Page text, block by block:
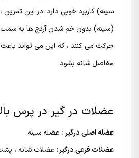
سینه) کاربرد خوبی دارد. در این
(سینه) بدون خم شدن آرنج ها به سمت
حرکت می کنند ، که این می تواند
مفاصل شانه بشود.
عضلات در گیر در پرس
عضله اصلی درگیر : عضله سینه
عضلات فرعی درگیر: عضلات شانه ،